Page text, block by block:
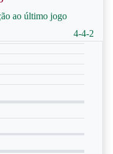
ao último jogo
4-4-2